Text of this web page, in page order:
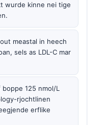
wurde kinne nei tige
meastal in heech
sels as LDL-C mar
boppe 125 nmol/L
rjochtlinen
erflike